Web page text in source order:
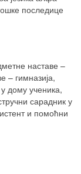
последице
наставе –
– гимназија,
дому ученика,
сарадник у
и помоћни